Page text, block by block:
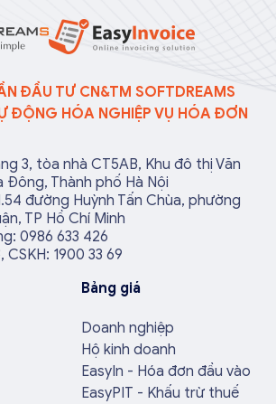
ĐẦU TƯ CN&TM SOFTDREAMS
ĐỘNG HÓA NGHIỆP VỤ HÓA ĐƠN
3, tòa nhà CT5AB, Khu đô thị Văn
Đông, Thành phố Hà Nội
đường Huỳnh Tấn Chùa, phường
TP Hồ Chí Minh
0986 633 426
1900 33 69
Bảng giá
Doanh nghiệp
Hộ kinh doanh
EasyIn - Hóa đơn đầu vào
EasyPIT - Khấu trừ thuế